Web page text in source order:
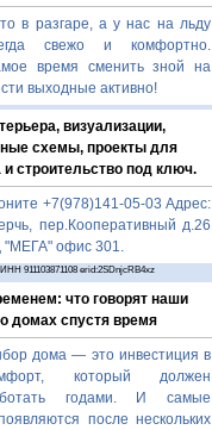
в разгаре, а у нас на льду
свежо и комфортно.
время сменить зной на
выходные активно!
визуализации,
схемы, проекты для
и строительство под ключ.
+7(978)141-05-03 Адрес:
пер.Кооперативный д.26
"МЕГА" офис 301.
911103871108 erid:2SDnjcRB4xz
что говорят наши
домах спустя время
дома — это инвестиция в
который должен
годами. И самые
после нескольких